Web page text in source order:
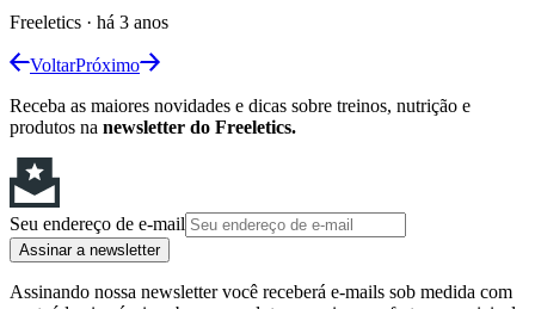
Freeletics · há 3 anos
VoltarPróximo
Receba as maiores novidades e dicas sobre treinos, nutrição e
produtos na newsletter do Freeletics.
Seu endereço de e-mail
Assinar a newsletter
Assinando nossa newsletter você receberá e-mails sob medida com